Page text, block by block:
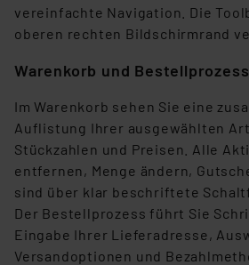
vereinfachte Navigation. Die
oberen rechten Bildschirmrand
Warenkorb und Bestellprozess
Im Warenkorb sehen Sie eine
Auflistung Ihrer ausgewählten
Stückzahlen und Preisen. Alle
entfernen, Menge ändern,
sind über klar beschriftete
Der Bestellprozess führt Sie
Eingabe Ihrer Lieferadresse,
Versandoptionen und